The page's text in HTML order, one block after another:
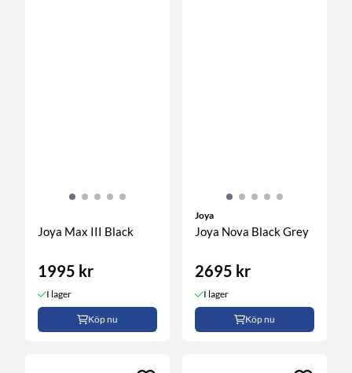
Joya Max III Black
1995 kr
I lager
Köp nu
Joya
Joya Nova Black Grey
2695 kr
I lager
Köp nu